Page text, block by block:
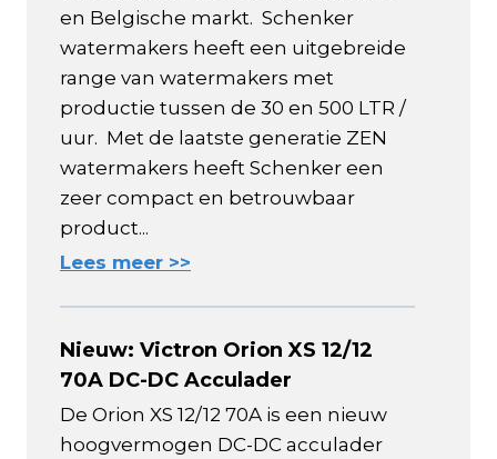
en Belgische markt. Schenker
watermakers heeft een uitgebreide
range van watermakers met
productie tussen de 30 en 500 LTR /
uur. Met de laatste generatie ZEN
watermakers heeft Schenker een
zeer compact en betrouwbaar
product...
Lees meer >>
Nieuw: Victron Orion XS 12/12
70A DC-DC Acculader
De Orion XS 12/12 70A is een nieuw
hoogvermogen DC-DC acculader